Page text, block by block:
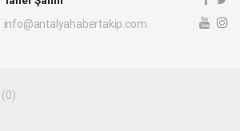
info@antalyahabertakip.com
(0)